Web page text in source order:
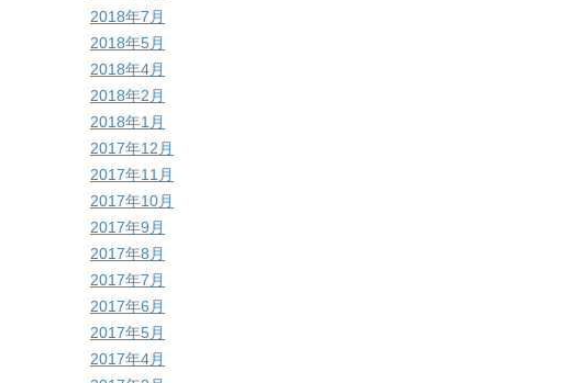
2018年7月
2018年5月
2018年4月
2018年2月
2018年1月
2017年12月
2017年11月
2017年10月
2017年9月
2017年8月
2017年7月
2017年6月
2017年5月
2017年4月